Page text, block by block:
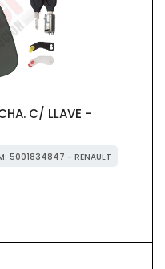
C/ LLAVE -
5001834847 - RENAULT